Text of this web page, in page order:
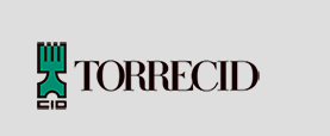
contenido